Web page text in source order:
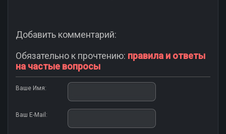
Добавить комментарий:
Обязательно к прочтению: правила и ответы
на частые вопросы
Ваше Имя:
Ваш E-Mail: